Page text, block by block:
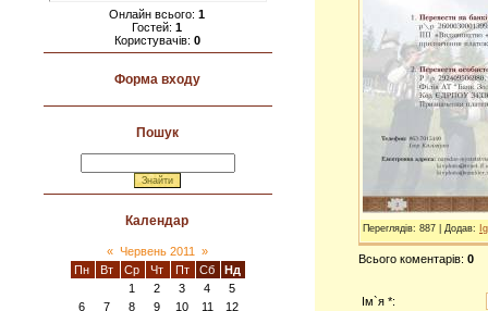
Онлайн всього:1
Гостей:1
Користувачів: 0
Форма входу
Пошук
Календар
« Червень 2011
»
Пн
Вт Ср Чт Пт Сб
Нд
1
2 3 4
5
6
7 8 9 10 11
12
Переглядів: 887 | Додав:
Всього коментарів: 0
Ім`я *: